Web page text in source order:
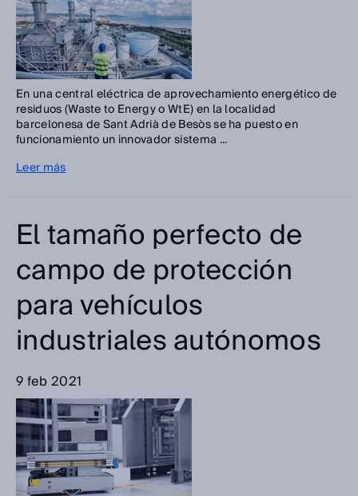
En una central eléctrica de aprovechamiento energético de
residuos (Waste to Energy o WtE) en la localidad
barcelonesa de Sant Adrià de Besòs se ha puesto en
funcionamiento un innovador sistema ...
Leer más
El tamaño perfecto de
campo de protección
para vehículos
industriales autónomos
9 feb 2021